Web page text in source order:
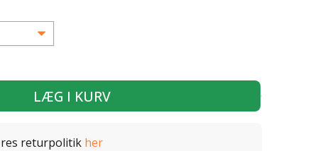
LÆG I KURV
returpolitik her